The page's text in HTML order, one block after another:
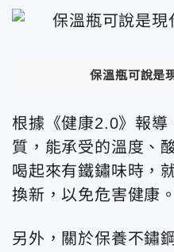
保溫瓶可說是
根據《健康2.0》報
質，能承受的溫度、
喝起來有鐵鏽味時，
換新，以免危害健康。
另外，關於保養不鏽